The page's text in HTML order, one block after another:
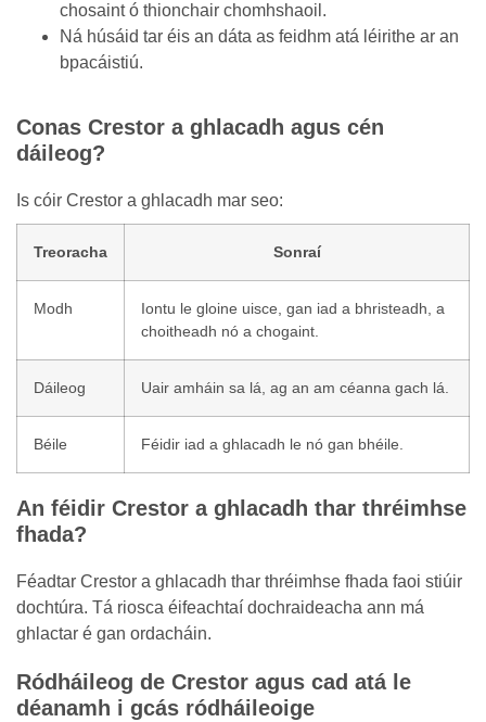
chosaint ó thionchair chomhshaoil.
Ná húsáid tar éis an dáta as feidhm atá léirithe ar an
bpacáistiú.
Conas Crestor a ghlacadh agus cén
dáileog?
Is cóir Crestor a ghlacadh mar seo:
Treoracha Sonraí
Modh
Iontu le gloine uisce, gan iad a bhristeadh, a
choitheadh nó a chogaint.
Dáileog Uair amháin sa lá, ag an am céanna gach lá.
Béile Féidir iad a ghlacadh le nó gan bhéile.
An féidir Crestor a ghlacadh thar thréimhse
fhada?
Féadtar Crestor a ghlacadh thar thréimhse fhada faoi stiúir
dochtúra. Tá riosca éifeachtaí dochraideacha ann má
ghlactar é gan ordacháin.
Ródháileog de Crestor agus cad atá le
déanamh i gcás ródháileoige